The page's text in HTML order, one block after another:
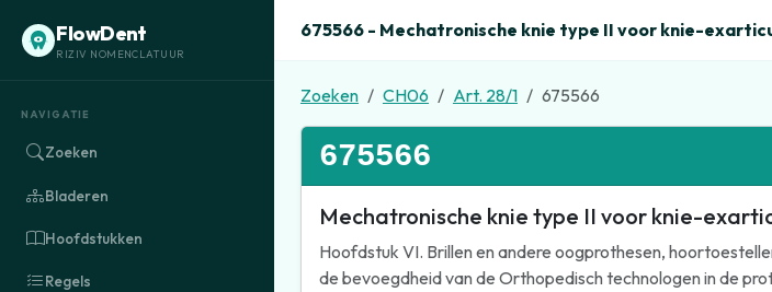
FlowDent
RIZIV NOMENCLATUUR
NAVIGATIE
Zoeken
Bladeren
Hoofdstukken
Regels
675566 - Mechatronische knie type II voor knie-
Zoeken CH06 Art. 28/1 675566
675566
Mechatronische knie type II voor knie-
Hoofdstuk VI. Brillen en andere oogprothesen,
de bevoegdheid van de Orthopedisch technologen in de